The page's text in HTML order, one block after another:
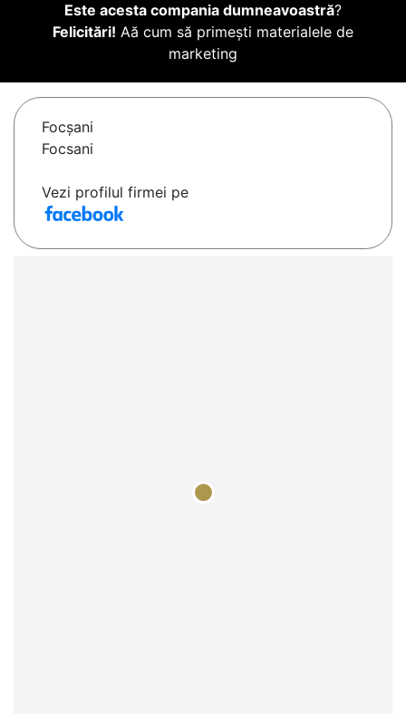
Este acesta compania dumneavoastră?
Felicitări! Aă cum să primești materialele de
marketing
Focşani
Focsani
Vezi profilul firmei pe